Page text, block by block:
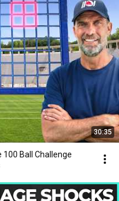
30:35
100 Ball Challenge